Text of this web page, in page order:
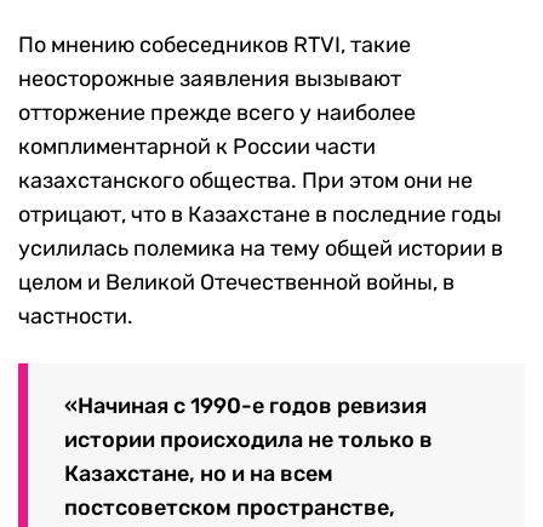
По мнению собеседников RTVI, такие
неосторожные заявления вызывают
отторжение прежде всего у наиболее
комплиментарной к России части
казахстанского общества. При этом они не
отрицают, что в Казахстане в последние годы
усилилась полемика на тему общей истории в
целом и Великой Отечественной войны, в
частности.
«Начиная с 1990-е годов ревизия
истории происходила не только в
Казахстане, но и на всем
постсоветском пространстве,